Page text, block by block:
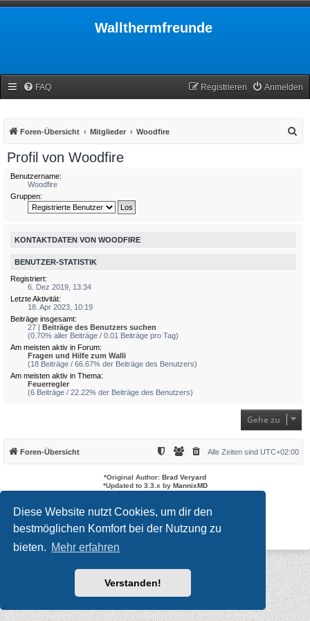
Diese Website nutzt Cookies, um dir den
bestmöglichen Komfort bei der Nutzung zu
bieten. Mehr erfahren
Verstanden!
Wallthermfreunde
FAQ Anmelden
Registrieren
Foren-Übersicht Mitglieder Woodfire
Profil von Woodfire
Benutzername:
Woodfire
Gruppen:
KONTAKTDATEN VON WOODFIRE
BENUTZER-STATISTIK
Registriert:
6. Dez 2019, 13:34
Letzte Aktivität:
18. Apr 2023, 10:19
Beiträge insgesamt:
27 | Beiträge des Benutzers suchen
(0.70% aller Beiträge / 0.01 Beiträge pro Tag)
Am meisten aktiv in Forum:
Fragen und Hilfe zum Walli
(18 Beiträge / 66.67% der Beiträge des Benutzers)
Am meisten aktiv in Thema:
Feuerregler
(6 Beiträge / 22.22% der Beiträge des Benutzers)
Gehe zu
Foren-Übersicht Alle Zeiten sind UTC+02:00
*Original Author: Brad Veryard
*Updated to 3.3.x by MannixMD
Deutsche Übersetzung durchphpBB.de
Datenschutz| Nutzungsbedingungen